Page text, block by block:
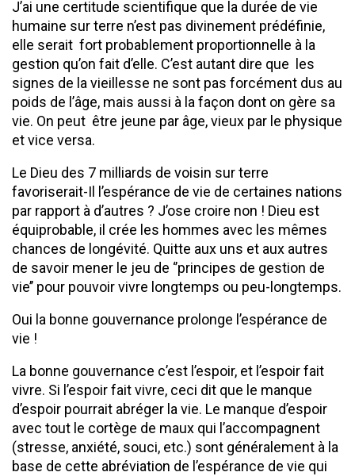
J’ai une certitude scientifique que la durée de vie
humaine sur terre n’est pas divinement prédéfinie,
elle serait fort probablement proportionnelle à la
gestion qu’on fait d’elle. C’est autant dire que les
signes de la vieillesse ne sont pas forcément dus au
poids de l’âge, mais aussi à la façon dont on gère sa
vie. On peut être jeune par âge, vieux par le physique
et vice versa.
Le Dieu des 7 milliards de voisin sur terre
favoriserait-Il l’espérance de vie de certaines nations
par rapport à d’autres ? J’ose croire non ! Dieu est
équiprobable, il crée les hommes avec les mêmes
chances de longévité. Quitte aux uns et aux autres
de savoir mener le jeu de ‘’principes de gestion de
vie’’ pour pouvoir vivre longtemps ou peu-longtemps.
Oui la bonne gouvernance prolonge l’espérance de
vie !
La bonne gouvernance c’est l’espoir, et l’espoir fait
vivre. Si l’espoir fait vivre, ceci dit que le manque
d’espoir pourrait abréger la vie. Le manque d’espoir
avec tout le cortège de maux qui l’accompagnent
(stresse, anxiété, souci, etc.) sont généralement à la
base de cette abréviation de l’espérance de vie qui